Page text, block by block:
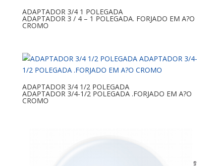
ADAPTADOR 3/4 1 POLEGADA
ADAPTADOR 3 / 4 – 1 POLEGADA. FORJADO EM A?O
CROMO
ADAPTADOR 3/4 1/2 POLEGADA
ADAPTADOR 3/4-1/2 POLEGADA .FORJADO EM A?O
CROMO